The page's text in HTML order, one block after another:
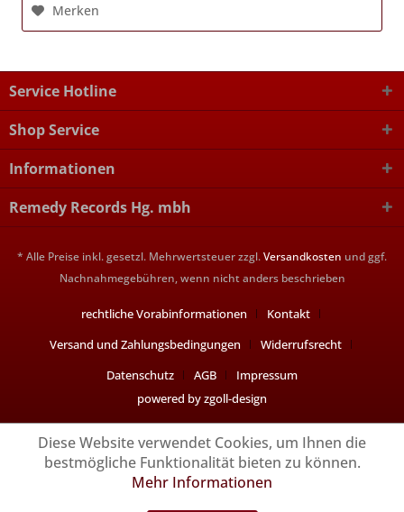
Merken
Service Hotline
Shop Service
Informationen
Remedy Records Hg. mbh
* Alle Preise inkl. gesetzl. Mehrwertsteuer zzgl.Versandkosten und ggf.
Nachnahmegebühren, wenn nicht anders beschrieben
rechtliche Vorabinformationen
Kontakt
Versand und Zahlungsbedingungen
Widerrufsrecht
Datenschutz
AGB
Impressum
powered by zgoll-design
Diese Website verwendet Cookies, um Ihnen die
bestmögliche Funktionalität bieten zu können.
Mehr Informationen